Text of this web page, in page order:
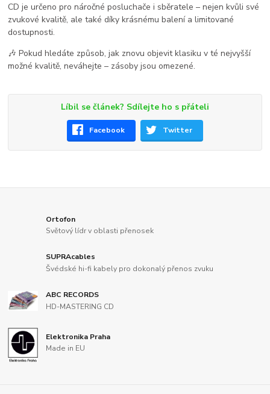
CD je určeno pro náročné posluchače i sběratele – nejen kvůli své
zvukové kvalitě, ale také díky krásnému balení a limitované
dostupnosti.
🎶 Pokud hledáte způsob, jak znovu objevit klasiku v té nejvyšší
možné kvalitě, neváhejte – zásoby jsou omezené.
Líbil se článek? Sdílejte ho s přáteli
Facebook Twitter
Ortofon
Světový lídr v oblasti přenosek
SUPRAcables
Švédské hi-fi kabely pro dokonalý přenos zvuku
ABC RECORDS
HD-MASTERING CD
Elektronika Praha
Made in EU